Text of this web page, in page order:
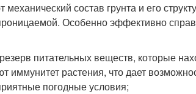
механический состав грунта и его
Особенно эффективно
питательных веществ, которые
иммунитет растения, что дает
погодные условия;